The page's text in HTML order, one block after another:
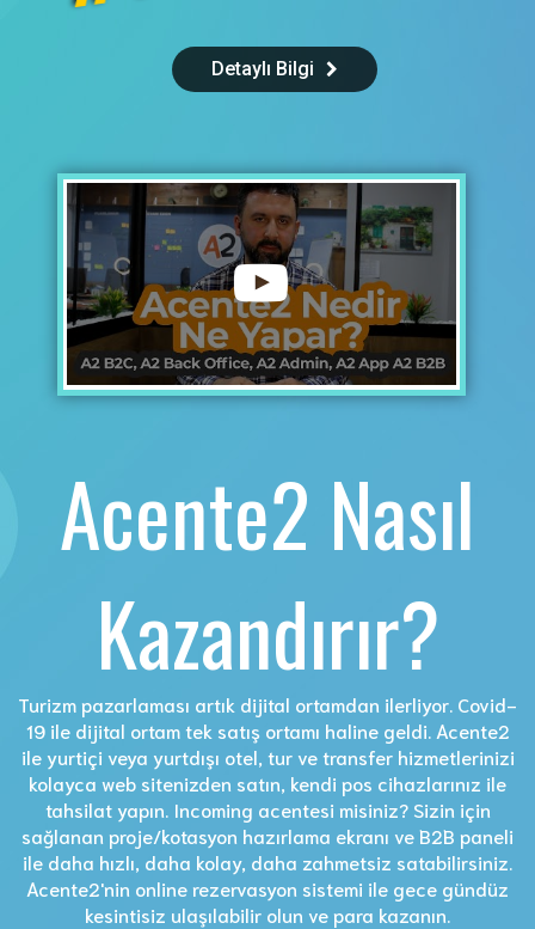
Detaylı Bilgi
Acente2 Nasıl
Kazandırır?
Turizm pazarlaması artık dijital ortamdan ilerliyor. Covid-
19 ile dijital ortam tek satış ortamı haline geldi. Acente2
ile yurtiçi veya yurtdışı otel, tur ve transfer hizmetlerinizi
kolayca web sitenizden satın, kendi pos cihazlarınız ile
tahsilat yapın. Incoming acentesi misiniz? Sizin için
sağlanan proje/kotasyon hazırlama ekranı ve B2B paneli
ile daha hızlı, daha kolay, daha zahmetsiz satabilirsiniz.
Acente2'nin online rezervasyon sistemi ile gece gündüz
kesintisiz ulaşılabilir olun ve para kazanın.